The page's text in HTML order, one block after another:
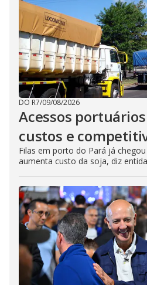
DO R7/09/08/2026
Acessos
custos e
Filas em porto do Pará já
aumenta custo da soja, diz